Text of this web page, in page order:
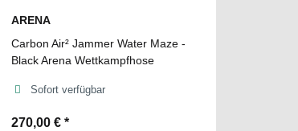
ARENA
Carbon Air² Jammer Water Maze -
Black Arena Wettkampfhose
Sofort verfügbar
270,00 € *